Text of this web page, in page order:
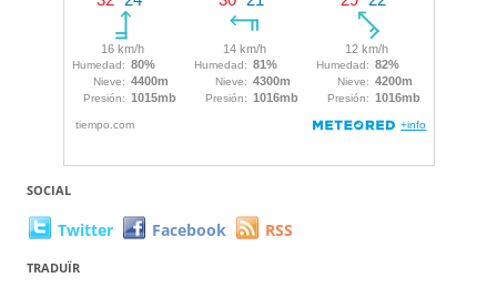
SOCIAL
Twitter Facebook RSS
TRADUÏR